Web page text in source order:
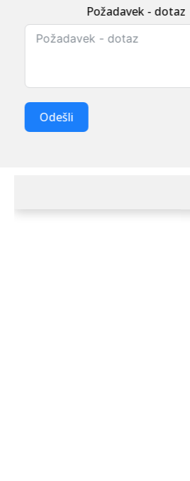
Požadavek - dotaz
Odešli